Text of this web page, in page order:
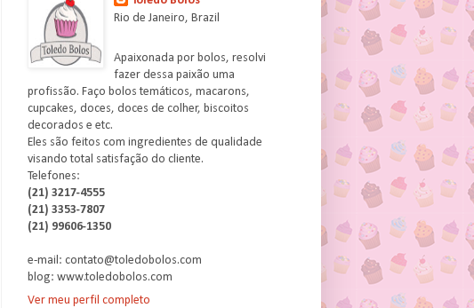
Rio de Janeiro, Brazil
Apaixonada por bolos, resolvi
fazer dessa paixão uma
profissão. Faço bolos temáticos, macarons,
cupcakes, doces, doces de colher, biscoitos
decorados e etc.
Eles são feitos com ingredientes de qualidade
visando total satisfação do cliente.
Telefones:
(21) 3217-4555
(21) 3353-7807
(21) 99606-1350
e-mail: contato@toledobolos.com
blog: www.toledobolos.com
Ver meu perfil completo